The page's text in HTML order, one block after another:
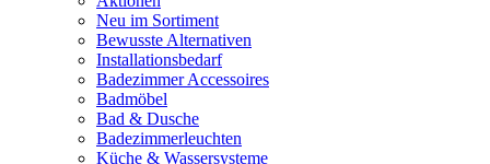
Neu im Sortiment
Bewusste Alternativen
Installationsbedarf
Badezimmer Accessoires
Badmöbel
Bad & Dusche
Badezimmerleuchten
Küche & Wassersysteme